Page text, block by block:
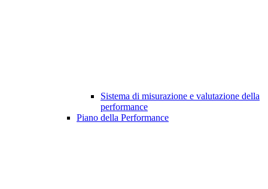
Sistema di misurazione e valutazione della
performance
Piano della Performance